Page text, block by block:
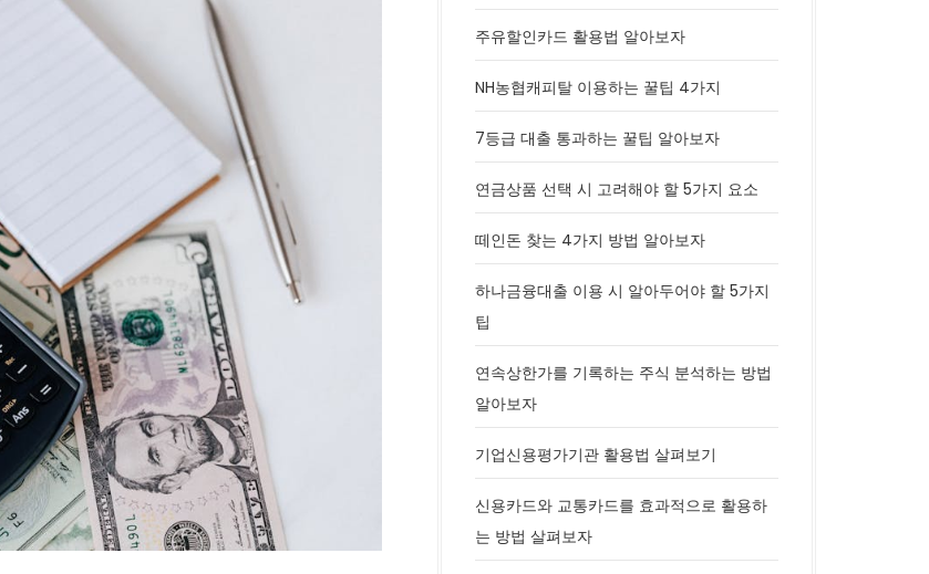
주유할인카드 활용법 알아보자
NH농협캐피탈 이용하는 꿀팁 4가지
7등급 대출 통과하는 꿀팁 알아보자
연금상품 선택 시 고려해야 할 5가지 요소
떼인돈 찾는 4가지 방법 알아보자
하나금융대출 이용 시 알아두어야 할 5가지
팁
연속상한가를 기록하는 주식 분석하는 방법
알아보자
기업신용평가기관 활용법 살펴보기
신용카드와 교통카드를 효과적으로 활용하
는 방법 살펴보자